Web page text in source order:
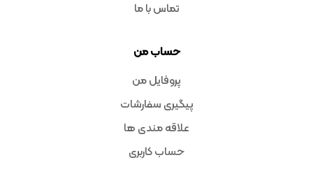
تماس با ما
حساب من
پروفایل من
پیگیری سفارشات
علاقه مندی ها
حساب کاربری